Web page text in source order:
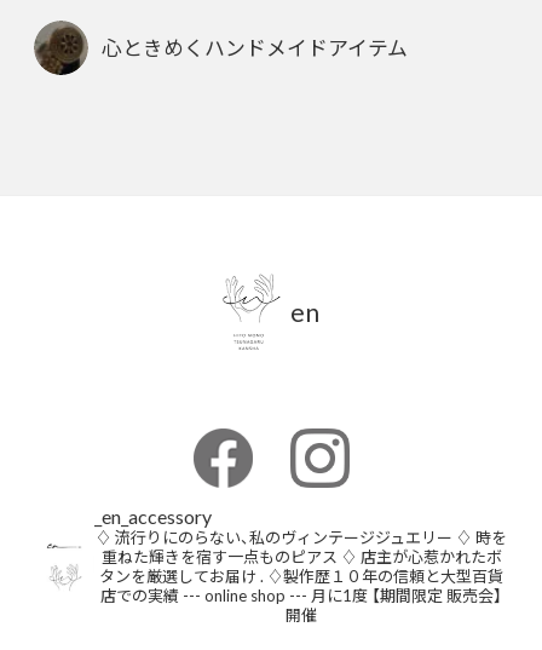
心ときめくハンドメイドアイテム
en
_en_accessory
♢ 流行りにのらない、私のヴィンテージジュエリー ♢ 時を
重ねた輝きを宿す一点ものピアス ♢ 店主が心惹かれたボ
タンを厳選してお届け . ♢製作歴１０年の信頼と大型百貨
店での実績 --- online shop --- 月に1度 【期間限定 販売会】
開催